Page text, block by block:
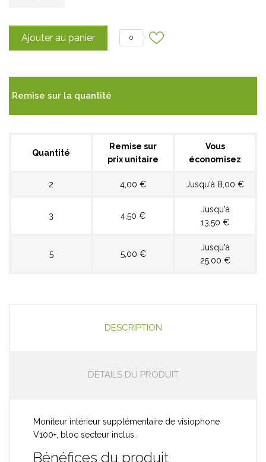
Ajouter au panier 0
Remise sur la quantité
Quantité
Remise sur
prix unitaire
Vous
économisez
2 4,00 € Jusqu'à 8,00 €
3 4,50 €
Jusqu'à
13,50 €
5 5,00 €
Jusqu'à
25,00 €
DESCRIPTION
DÉTAILS DU PRODUIT
Moniteur intérieur supplémentaire de visiophone
V100+, bloc secteur inclus.
Bénéfices du produit